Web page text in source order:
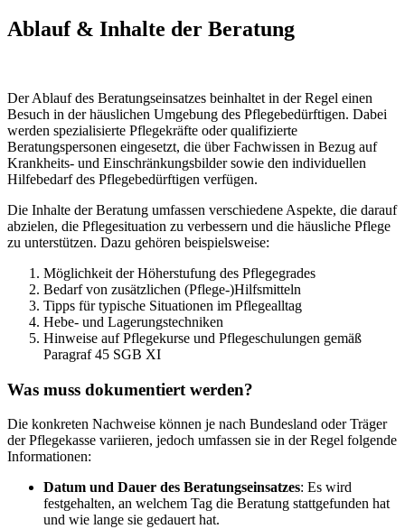
Ablauf & Inhalte der Beratung
Der Ablauf des Beratungseinsatzes beinhaltet in der Regel einen
Besuch in der häuslichen Umgebung des Pflegebedürftigen. Dabei
werden spezialisierte Pflegekräfte oder qualifizierte
Beratungspersonen eingesetzt, die über Fachwissen in Bezug auf
Krankheits- und Einschränkungsbilder sowie den individuellen
Hilfebedarf des Pflegebedürftigen verfügen.
Die Inhalte der Beratung umfassen verschiedene Aspekte, die darauf
abzielen, die Pflegesituation zu verbessern und die häusliche Pflege
zu unterstützen. Dazu gehören beispielsweise:
Möglichkeit der Höherstufung des Pflegegrades
Bedarf von zusätzlichen (Pflege-)Hilfsmitteln
Tipps für typische Situationen im Pflegealltag
Hebe- und Lagerungstechniken
Hinweise auf Pflegekurse und Pflegeschulungen gemäß
Paragraf 45 SGB XI
Was muss dokumentiert werden?
Die konkreten Nachweise können je nach Bundesland oder Träger
der Pflegekasse variieren, jedoch umfassen sie in der Regel folgende
Informationen:
Datum und Dauer des Beratungseinsatzes: Es wird
festgehalten, an welchem Tag die Beratung stattgefunden hat
und wie lange sie gedauert hat.